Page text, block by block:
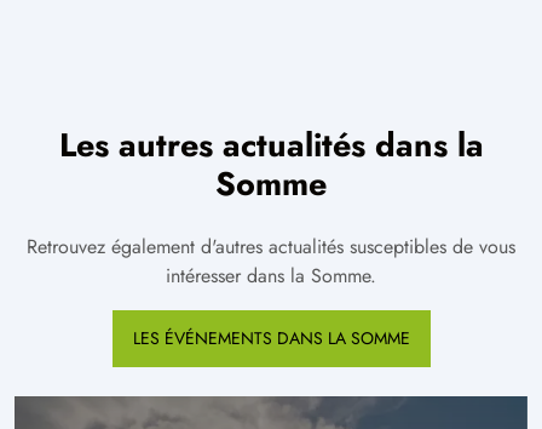
Les autres actualités dans la
Somme
Retrouvez également d'autres actualités susceptibles de vous
intéresser dans la Somme.
LES ÉVÉNEMENTS DANS LA SOMME